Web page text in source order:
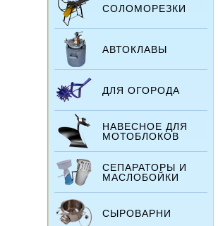
СОЛОМОРЕЗКИ
АВТОКЛАВЫ
ДЛЯ ОГОРОДА
НАВЕСНОЕ ДЛЯ
МОТОБЛОКОВ
СЕПАРАТОРЫ И
МАСЛОБОЙКИ
СЫРОВАРНИ